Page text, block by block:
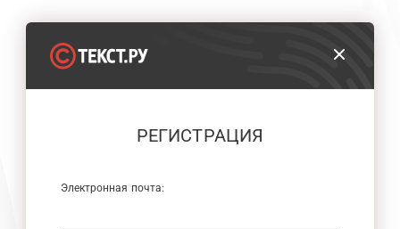
РЕГИСТРАЦИЯ
Электронная почта: